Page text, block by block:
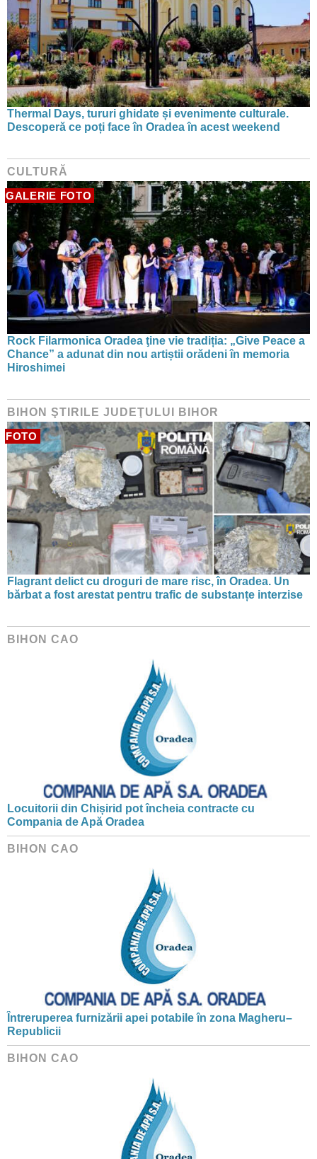
Thermal Days, tururi ghidate și evenimente culturale.
Descoperă ce poți face în Oradea în acest weekend
CULTURĂ
GALERIE FOTO
Rock Filarmonica Oradea ţine vie tradiția: „Give Peace a
Chance” a adunat din nou artiștii orădeni în memoria
Hiroshimei
BIHON ŞTIRILE JUDEŢULUI BIHOR
FOTO
Flagrant delict cu droguri de mare risc, în Oradea. Un
bărbat a fost arestat pentru trafic de substanțe interzise
BIHON CAO
Locuitorii din Chișirid pot încheia contracte cu
Compania de Apă Oradea
BIHON CAO
Întreruperea furnizării apei potabile în zona Magheru–
Republicii
BIHON CAO